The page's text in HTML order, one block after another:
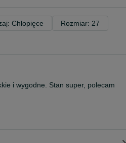
Chłopięce
Rozmiar: 27
i wygodne. Stan super, polecam